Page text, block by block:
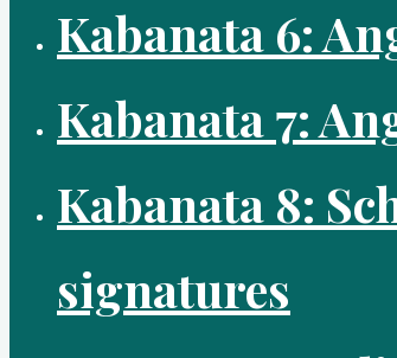
Kabanata 6:
Kabanata 7:
Kabanata 8:
signatures